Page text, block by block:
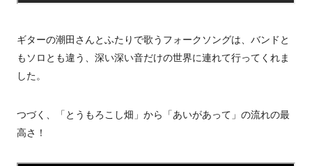
ギターの潮田さんとふたりで歌うフォークソングは、バンドと
もソロとも違う、深い深い音だけの世界に連れて行ってくれま
した。
つづく、「とうもろこし畑」から「あいがあって」の流れの最
高さ！